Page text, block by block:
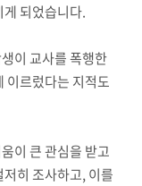
되었습니다.
이 교사를 폭행한
이르렀다는 지적도
이 큰 관심을 받고
히 조사하고, 이를